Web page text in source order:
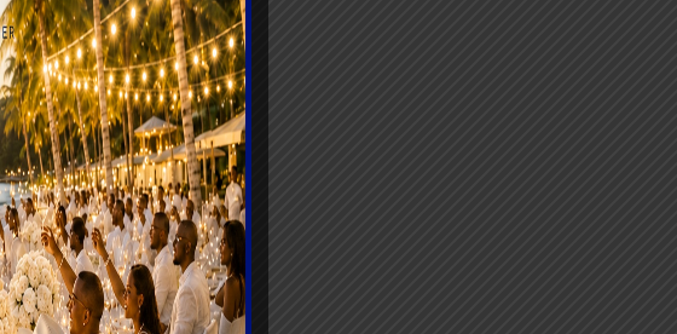
autour de
sensibilisation à la
ou encore l’appui
actions menées
Cinkassé visant à